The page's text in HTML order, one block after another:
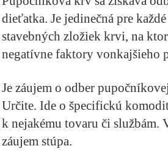
dieťatka. Je jedinečná pre
stavebných zložiek krvi, na
negatívne faktory vonkajšieho
Je záujem o odber
Určite. Ide o špecifickú
k nejakému tovaru či službám.
záujem stúpa.